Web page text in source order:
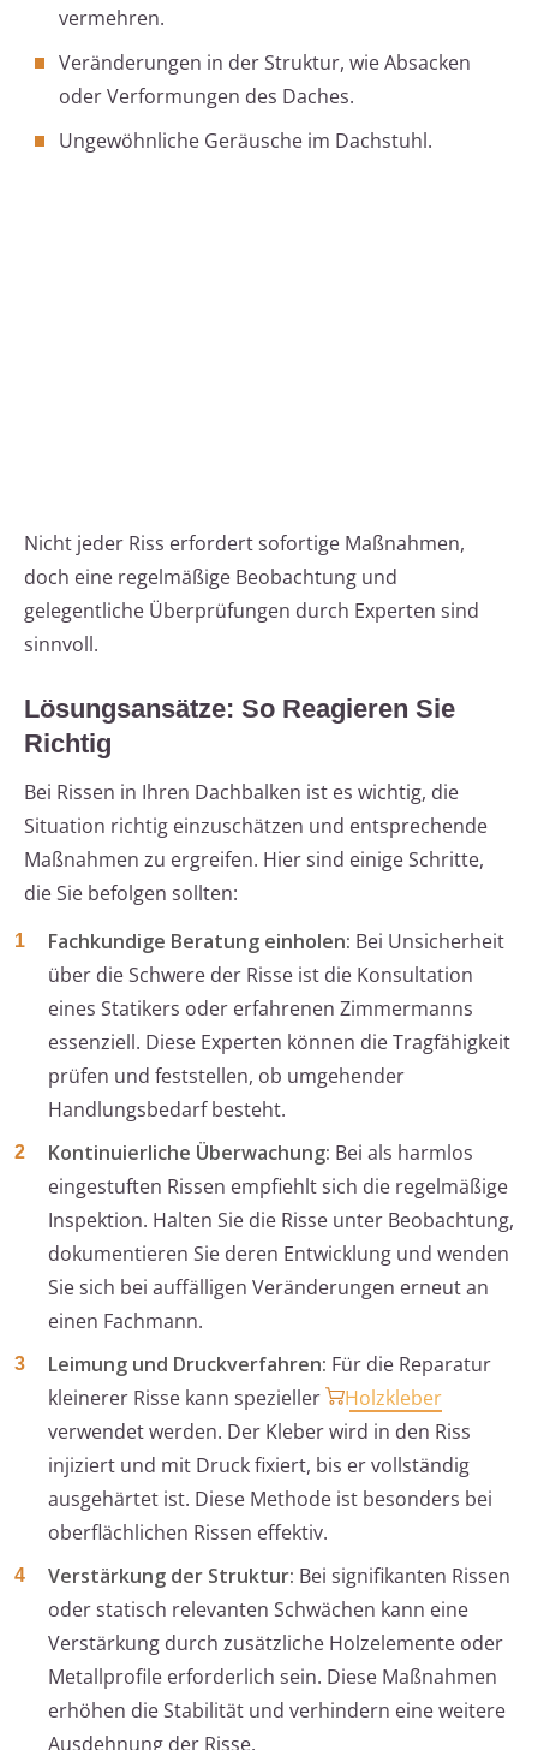
vermehren.
Veränderungen in der Struktur, wie Absacken
oder Verformungen des Daches.
Ungewöhnliche Geräusche im Dachstuhl.
Nicht jeder Riss erfordert sofortige Maßnahmen,
doch eine regelmäßige Beobachtung und
gelegentliche Überprüfungen durch Experten sind
sinnvoll.
Lösungsansätze: So Reagieren Sie
Richtig
Bei Rissen in Ihren Dachbalken ist es wichtig, die
Situation richtig einzuschätzen und entsprechende
Maßnahmen zu ergreifen. Hier sind einige Schritte,
die Sie befolgen sollten:
Fachkundige Beratung einholen: Bei Unsicherheit
über die Schwere der Risse ist die Konsultation
eines Statikers oder erfahrenen Zimmermanns
essenziell. Diese Experten können die Tragfähigkeit
prüfen und feststellen, ob umgehender
Handlungsbedarf besteht.
Kontinuierliche Überwachung: Bei als harmlos
eingestuften Rissen empfiehlt sich die regelmäßige
Inspektion. Halten Sie die Risse unter Beobachtung,
dokumentieren Sie deren Entwicklung und wenden
Sie sich bei auffälligen Veränderungen erneut an
einen Fachmann.
Leimung und Druckverfahren: Für die Reparatur
kleinerer Risse kann spezieller
Holzkleber
verwendet werden. Der Kleber wird in den Riss
injiziert und mit Druck fixiert, bis er vollständig
ausgehärtet ist. Diese Methode ist besonders bei
oberflächlichen Rissen effektiv.
Verstärkung der Struktur: Bei signifikanten Rissen
oder statisch relevanten Schwächen kann eine
Verstärkung durch zusätzliche Holzelemente oder
Metallprofile erforderlich sein. Diese Maßnahmen
erhöhen die Stabilität und verhindern eine weitere
Ausdehnung der Risse.